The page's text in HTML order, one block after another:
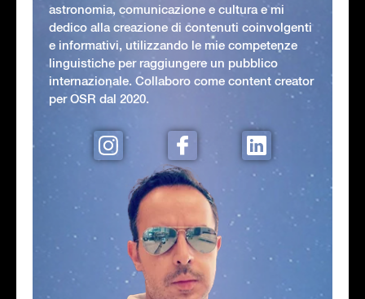
astronomia, comunicazione e cultura e mi
dedico alla creazione di contenuti coinvolgenti
e informativi, utilizzando le mie competenze
linguistiche per raggiungere un pubblico
internazionale. Collaboro come content creator
per OSR dal 2020.